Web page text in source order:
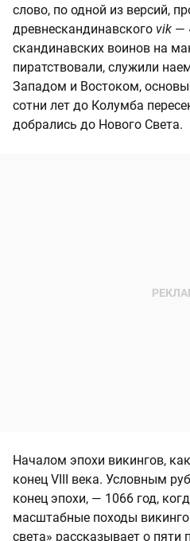
слово, по одной из версий,
древнескандинавского vik —
скандинавских воинов на
пиратствовали, служили
Западом и Востоком,
сотни лет до Колумба
добрались до Нового Света.
Началом эпохи викингов,
конец VIII века. Условным
конец эпохи, — 1066 год,
масштабные походы
света» рассказывает о